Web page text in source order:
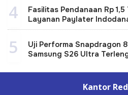
4
Fasilitas Pendanaan Rp
Layanan Paylater
5
Uji Performa Snapdragon
Samsung S26 Ultra
Kantor